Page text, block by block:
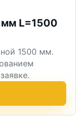
мм L=1500
1500 мм.